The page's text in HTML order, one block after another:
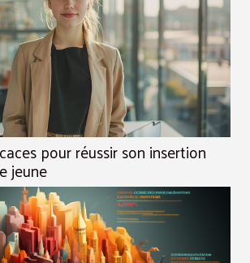
pour réussir son insertion
jeune